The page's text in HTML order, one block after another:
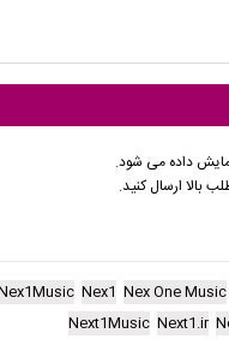
داده می شود.
بالا ارسال کنید.
Nex One Music
Nex1
Next1.ir
Next1Music